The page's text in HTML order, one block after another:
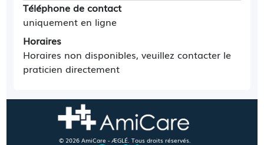
Téléphone de contact
uniquement en ligne
Horaires
Horaires non disponibles, veuillez contacter le
praticien directement
© 2026 AmiCare - ÆGLÉ. Tous droits réservés.